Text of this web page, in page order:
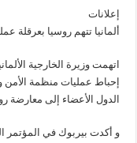
إعلانات
ألمانيا تتهم روسيا بعرقلة
اتهمت وزيرة الخارجية
الدول الأعضاء إلى معارضة
و أكدت بيربوك في المؤتمر